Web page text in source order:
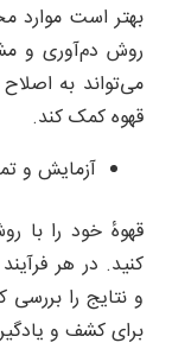
بهتر است موارد
روش دم‌آوری و
می‌تواند به
قهوه کمک کند.
آزمایش و
قهوهٔ خود را با
کنید. در هر
و نتایج را
برای کشف و